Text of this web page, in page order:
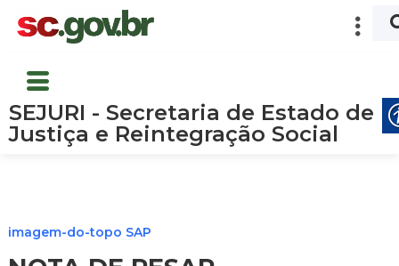
SEJURI - Secretaria de Estado de
Justiça e Reintegração Social
imagem-do-topo SAP